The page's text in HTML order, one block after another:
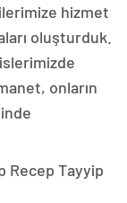
hizmet
oluşturduk.
onların
Recep Tayyip